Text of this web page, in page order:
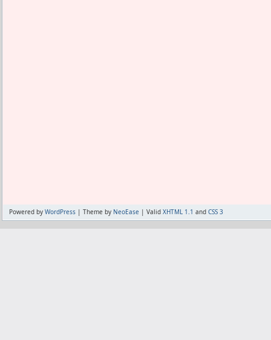
Powered by WordPress | Theme by NeoEase | Valid XHTML 1.1 and CSS 3